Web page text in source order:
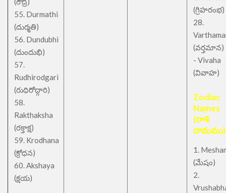
55. Durmathi
(దుర్మతి)
56. Dundubhi
(దుందుభి)
57.
Rudhirodgari
(రుధిరోద్గారి)
58.
Rakthaksha
(రక్తాక్ష)
59. Krodhana
(క్రోధన)
60. Akshaya
(క్షయ)
(గ్రిహరంభ)
28.
(వర్తమాన)
- Vivaha
(వివాహ)
Zodiac
Names
(రాశి
నామము)
1.
(మేషం)
2.